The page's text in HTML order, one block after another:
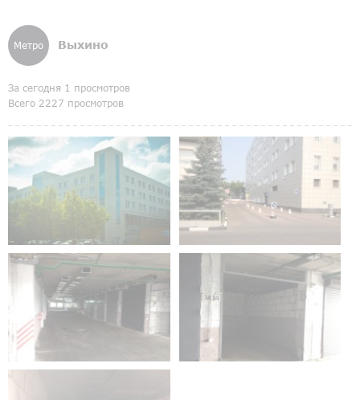
Метро Выхино
За сегодня 1 просмотров
Всего 2227 просмотров